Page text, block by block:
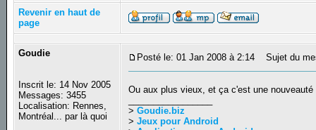
Revenir en haut de
page
Goudie
Inscrit le: 14 Nov 2005
Messages: 3455
Localisation: Rennes,
Montréal... par là quoi
Posté le: 01 Jan 2008 à 2:14 Sujet du
Ou aux plus vieux, et ça c'est une nouveauté
>Goudie.biz
>Jeux pour Android